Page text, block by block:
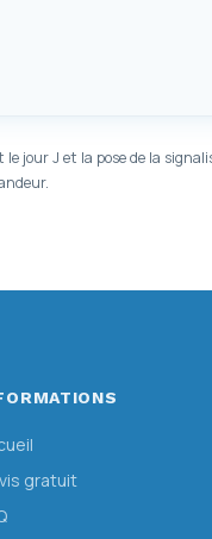
jour J et la pose de la
gratuit